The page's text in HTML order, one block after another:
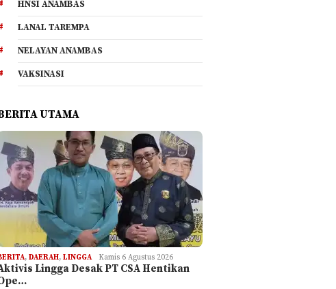
HNSI ANAMBAS
LANAL TAREMPA
NELAYAN ANAMBAS
VAKSINASI
UTAMA
,DAERAH,LINGGA Kamis 6 Agustus 2026
Lingga Desak PT CSA Hentikan